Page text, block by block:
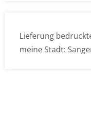
Lieferung
meine Stadt: